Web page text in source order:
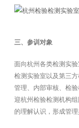
三、参训对象
面向杭州各类检测实
检测实验室以及第三
管理、内部审核、检
迎杭州检验检测机构
的理解认识，形成管